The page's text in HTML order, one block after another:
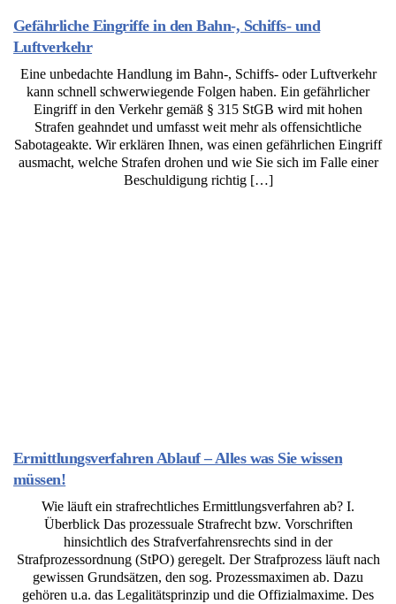
Gefährliche Eingriffe in den Bahn-, Schiffs- und
Luftverkehr
Eine unbedachte Handlung im Bahn-, Schiffs- oder Luftverkehr
kann schnell schwerwiegende Folgen haben. Ein gefährlicher
Eingriff in den Verkehr gemäß § 315 StGB wird mit hohen
Strafen geahndet und umfasst weit mehr als offensichtliche
Sabotageakte. Wir erklären Ihnen, was einen gefährlichen Eingriff
ausmacht, welche Strafen drohen und wie Sie sich im Falle einer
Beschuldigung richtig […]
Ermittlungsverfahren Ablauf – Alles was Sie wissen
müssen!
Wie läuft ein strafrechtliches Ermittlungsverfahren ab? I.
Überblick Das prozessuale Strafrecht bzw. Vorschriften
hinsichtlich des Strafverfahrensrechts sind in der
Strafprozessordnung (StPO) geregelt. Der Strafprozess läuft nach
gewissen Grundsätzen, den sog. Prozessmaximen ab. Dazu
gehören u.a. das Legalitätsprinzip und die Offizialmaxime. Des